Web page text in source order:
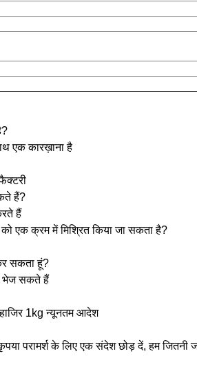
एक कारख़ाना है
हैं?
हैं
को एक क्रम में मिश्रित किया जा सकता है?
सकता हूं?
भेज सकते हैं
1kg न्यूनतम आदेश
परामर्श के लिए एक संदेश छोड़ दें, हम जितनी